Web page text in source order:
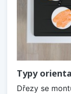
Typy
Dřezy se